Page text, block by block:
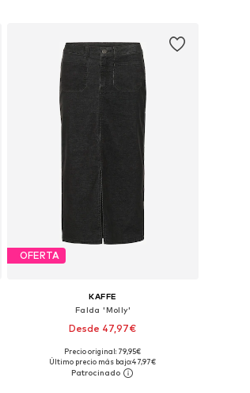
OFERTA
KAFFE
Falda 'Molly'
Desde 47,97€
Disponible en muchas tallas
Añadir a la cesta
Precio original: 79,95€
Último precio más bajo:47,97€